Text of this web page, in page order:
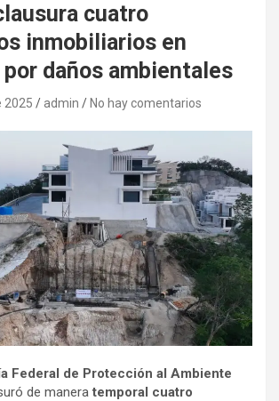
cuatro
inmobiliarios en
daños ambientales
2025 admin No hay comentarios
Federal de Protección al Ambiente
de maneratemporal cuatro